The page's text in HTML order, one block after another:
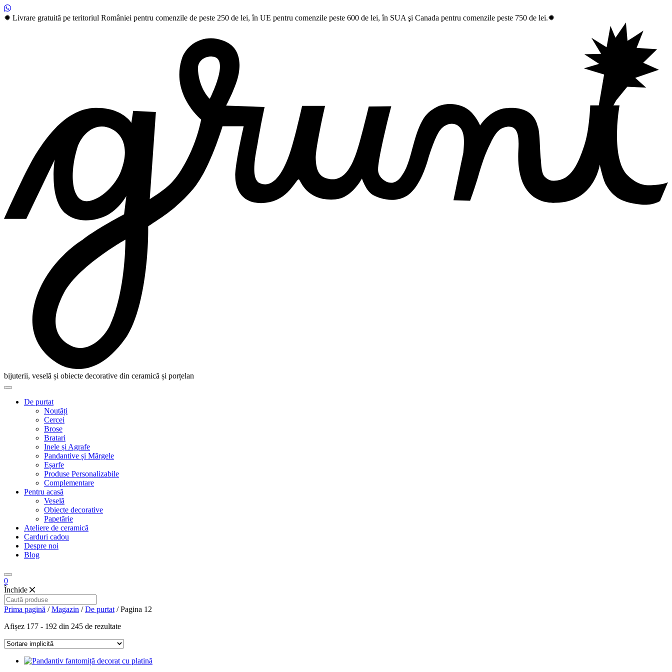
Skip
✹ Livrare gratuită pe teritoriul României pentru comenzile de peste 250 de lei, în UE pentru comenzile peste 600 de lei, în SUA şi Canada pentru comenzile peste 750 de lei.✹
bijuterii, veselă și obiecte decorative din ceramică și porțelan
De purtat
Noutăți
Cercei
Brose
Bratari
Inele și Agrafe
Pandantive și Mărgele
Eșarfe
Produse Personalizabile
Complementare
Pentru acasă
Veselă
Obiecte decorative
Papetărie
Ateliere de ceramică
Carduri cadou
Despre noi
Blog
0
Închide
Prima pagină /Magazin /De purtat/ Pagina 12
Afișez 177 - 192 din 245 de rezultate